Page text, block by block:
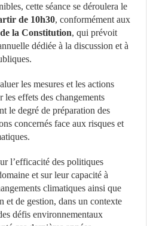
cette séance se déroulera le
de 10h30, conformément aux
la Constitution, qui prévoit
dédiée à la discussion et à
les mesures et les actions
effets des changements
le degré de préparation des
concernés face aux risques et
l’efficacité des politiques
et sur leur capacité à
climatiques ainsi que
et de gestion, dans un contexte
défis environnementaux